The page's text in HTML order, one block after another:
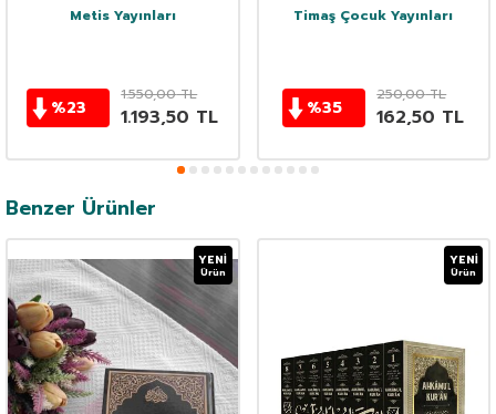
Metis Yayınları
%23
1.550,00TL
1.193,50 TL
Timaş Çocuk Yayınları
%35
250,00TL
162,50 TL
Benzer Ürünler
YENI
Ürün
YENI
Ürün